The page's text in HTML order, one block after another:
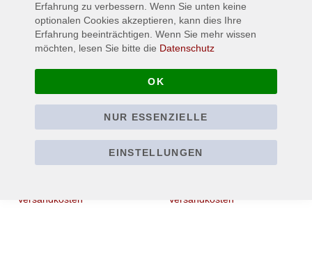
METALLICA - Wherever
I may Roam - Patch /
Aufnäher
Versandkosten
5 SECONDS OF
SUMMER - Ripped
Logo - Patch / Aufnäher
4,90 €
Versandkosten
Erfahrung zu verbessern. Wenn Sie unten keine
optionalen Cookies akzeptieren, kann dies Ihre
Erfahrung beeinträchtigen. Wenn Sie mehr wissen
möchten, lesen Sie bitte die Datenschutz
OK
NUR ESSENZIELLE
EINSTELLUNGEN